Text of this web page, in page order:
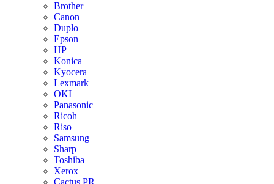
Brother
Canon
Duplo
Epson
HP
Konica
Kyocera
Lexmark
OKI
Panasonic
Ricoh
Riso
Samsung
Sharp
Toshiba
Xerox
Cactus PR